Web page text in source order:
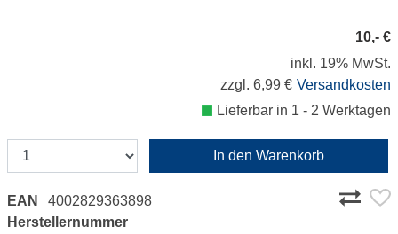
10,- €
inkl. 19% MwSt.
zzgl. 6,99 € Versandkosten
Lieferbar in 1 - 2 Werktagen
In den Warenkorb
EAN
4002829363898
Herstellernummer